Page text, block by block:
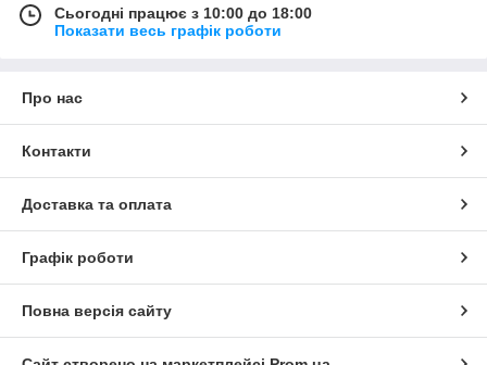
Сьогодні працює з 10:00 до 18:00
Показати весь графік роботи
Про нас
Контакти
Доставка та оплата
Графік роботи
Повна версія сайту